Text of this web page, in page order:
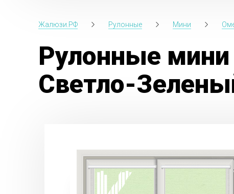
Жалюзи.РФ Рулонные Мини
Рулонные
Светло-